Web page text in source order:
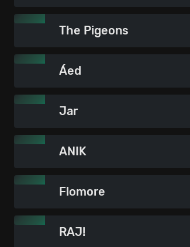
The Pigeons
Áed
Jar
ANIK
Flomore
RAJ!